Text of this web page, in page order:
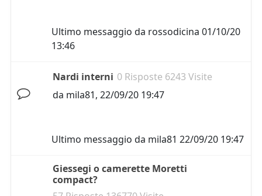
Ultimo messaggio da rossodicina 01/10/20
13:46
Nardi interni 0 Risposte 6243 Visite
da mila81, 22/09/20 19:47
Ultimo messaggio da mila81 22/09/20 19:47
Giessegi o camerette Moretti
compact?